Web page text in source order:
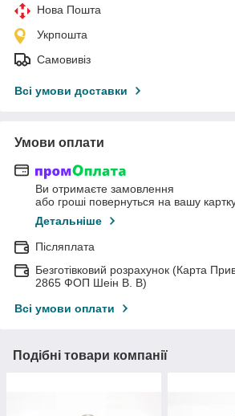
Нова Пошта
Укрпошта
Самовивіз
Всі умови доставки
Умови оплати
Ви отримаєте замовлення
або гроші повернуться на вашу
Детальніше
Післяплата
Безготівковий розрахунок (Карта
2865 ФОП Шеін В. В)
Всі умови оплати
Подібні товари компанії